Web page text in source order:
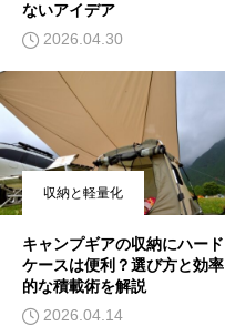
ないアイデア
2026.04.30
収納と軽量化
キャンプギアの収納にハード
ケースは便利？選び方と効率
的な積載術を解説
2026.04.14